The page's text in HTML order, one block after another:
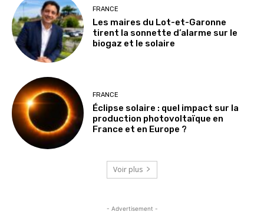
FRANCE
Les maires du Lot-et-Garonne
tirent la sonnette d’alarme sur le
biogaz et le solaire
FRANCE
Éclipse solaire : quel impact sur la
production photovoltaïque en
France et en Europe ?
Voir plus
- Advertisement -